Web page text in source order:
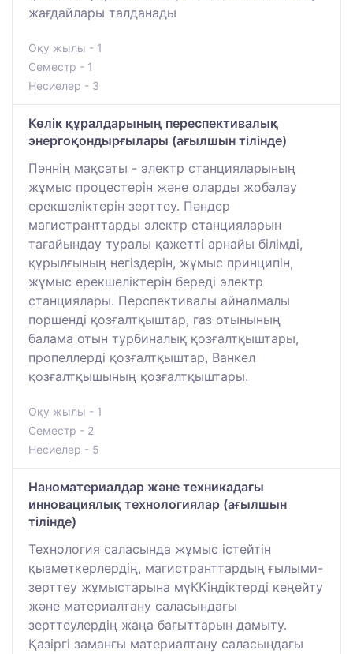
жағдайлары талданады
Оқу жылы - 1
Семестр - 1
Несиелер - 3
Көлік құралдарының переспективалық
энергоқондырғылары (ағылшын тілінде)
Пәннің мақсаты - электр станцияларының
жұмыс процестерін және оларды жобалау
ерекшеліктерін зерттеу. Пәндер
магистранттарды электр станцияларын
тағайындау туралы қажетті арнайы білімді,
құрылғының негіздерін, жұмыс принципін,
жұмыс ерекшеліктерін береді электр
станциялары. Перспективалы айналмалы
поршенді қозғалтқыштар, газ отынының
балама отын турбиналық қозғалтқыштары,
пропеллерді қозғалтқыштар, Ванкел
қозғалтқышының қозғалтқыштары.
Оқу жылы - 1
Семестр - 2
Несиелер - 5
Наноматериалдар және техникадағы
инновациялық технологиялар (ағылшын
тілінде)
Технология саласында жұмыс істейтін
қызметкерлердің, магистранттардың ғылыми-
зерттеу жұмыстарына мүККіндіктерді кеңейту
және материалтану саласындағы
зерттеулердің жаңа бағыттарын дамыту.
Қазіргі заманғы материалтану саласындағы